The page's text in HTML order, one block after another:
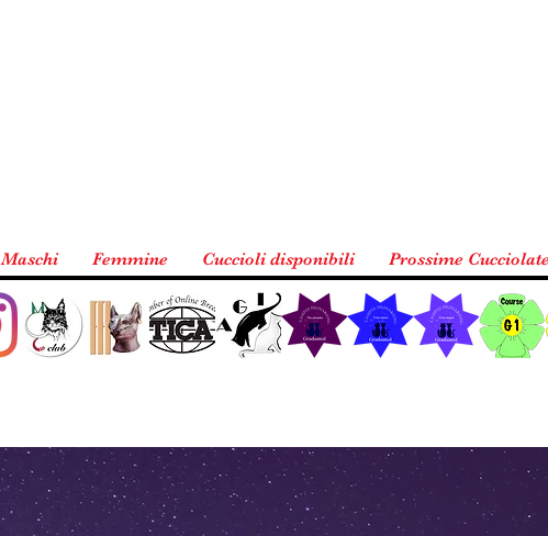
Maschi Femmine Cuccioli disponibili Prossime